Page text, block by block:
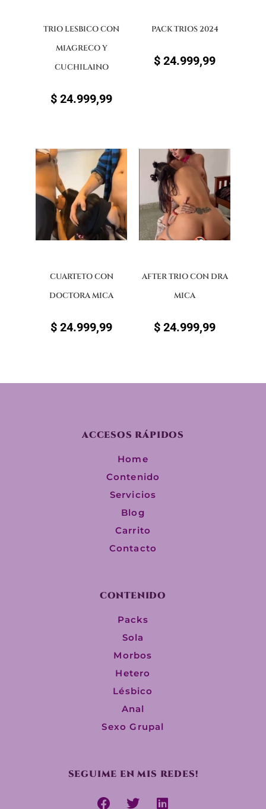
TRIO LESBICO CON
MIAGRECO Y
CUCHILAINO
$ 24.999,99
PACK TRIOS 2024
$ 24.999,99
CUARTETO CON
DOCTORA MICA
$ 24.999,99
AFTER TRIO CON DRA
MICA
$ 24.999,99
ACCESOS RÁPIDOS
Home
Contenido
Servicios
Blog
Carrito
Contacto
CONTENIDO
Packs
Sola
Morbos
Hetero
Lésbico
Anal
Sexo Grupal
SEGUIME EN MIS REDES!